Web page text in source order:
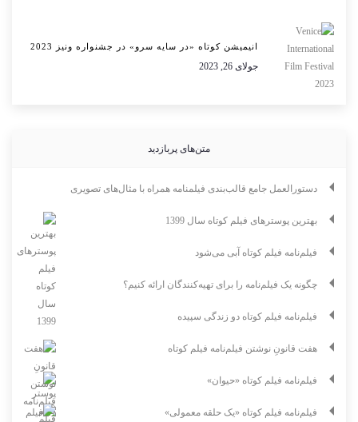
انیمیشن کوتاه «در سایه سرو» در جشنواره ونیز 2023
جولای 26, 2023
متن‌های پربازدید
دستورالعمل جامع قالب‌بندی فیلمنامه همراه با مثال‌های تصویری
بهترین پوسترهای فیلم کوتاه سال 1399
فیلم‌نامه فیلم کوتاه آبی می‌شود
چگونه یک فیلم‌نامه را برای تهیه‌کنندگان ارائه کنیم؟
فیلم‌نامه فیلم کوتاه دو زندگی سپیده
هفت قانونِ نوشتن فیلم‌نامه فیلم کوتاه
فیلم‌نامه فیلم کوتاه «حیوان»
فیلم‌نامه فیلم کوتاه «یک حلقه معمولی»